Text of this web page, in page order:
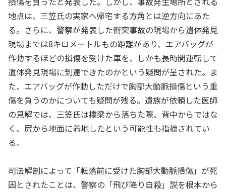
地点は、三笠氏の実家へ帰宅する方角とは逆方向にあた
る。さらに、警察が発表した衝突事故の現場から遺体発見
現場までは8キロメートルもの距離があり、エアバッグが
作動するほどの損傷を受けた車を、しかも長時間運転して
遺体発見現場に到達できたのかという疑問が呈された。ま
た、エアバッグが作動しただけで胸部大動脈損傷という重
傷を負うのかについても疑問が残る。遺族が依頼した医師
の見解では、三笠氏は橋梁から落ちた際、背中からではな
く、尻から地面に着地したという可能性も指摘されてい
る。
司法解剖によって「転落前に受けた胸部大動脈損傷」が死
因とされたことは、警察の「飛び降り自殺」説を根本から